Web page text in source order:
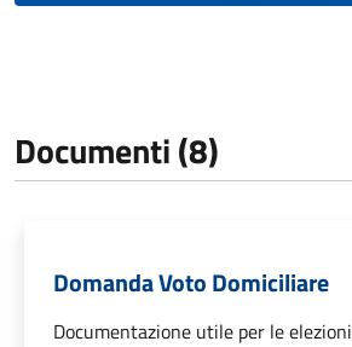
Documenti (8)
Domanda Voto Domiciliare
Documentazione utile per le elezioni